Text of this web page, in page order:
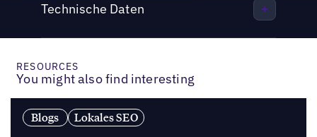
Technische Daten
RESOURCES
You might also find interesting
Blogs Lokales SEO